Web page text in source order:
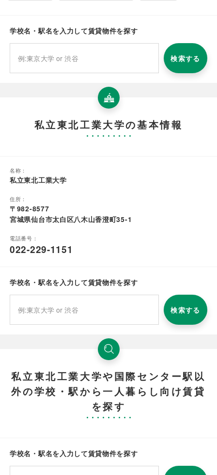
学校名・駅名を入力して賃貸物件を探す
検索する
私立東北工業大学の基本情報
名称：
私立東北工業大学
住所：
〒982-8577
宮城県仙台市太白区八木山香澄町35-1
電話番号：
022-229-1151
学校名・駅名を入力して賃貸物件を探す
検索する
私立東北工業大学や国際センター駅以
外の学校・駅から一人暮らし向け賃貸
を探す
学校名・駅名を入力して賃貸物件を探す